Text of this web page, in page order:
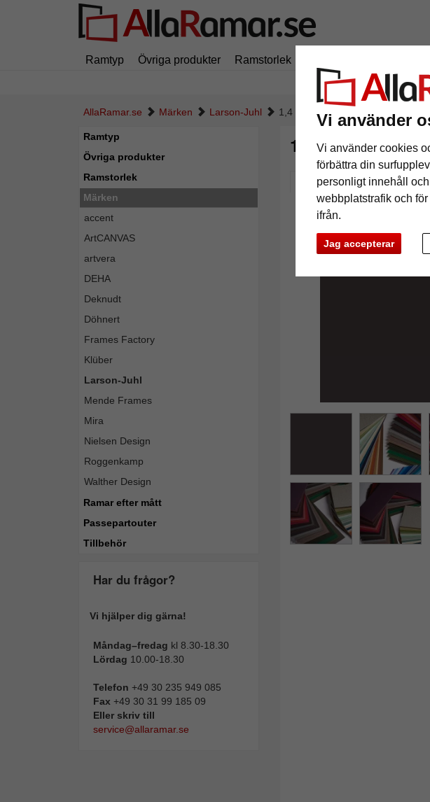
Vi använder
Vi använder cookies
förbättra din
personligt innehåll
webbplatstrafik och
ifrån.
Jag accepterar
Ramtyp Övriga produkter Ramstorlek
195 kr i
AllaRamar.se Märken Larson-Juhl 1,4 mm "Artique" passepartout
Ramtyp
Övriga produkter
Ramstorlek
Märken
accent
ArtCANVAS
artvera
DEHA
Deknudt
Döhnert
Frames Factory
Klüber
Larson-Juhl
Mende Frames
Mira
Nielsen Design
Roggenkamp
Walther Design
Ramar efter mått
Passepartouter
Tillbehör
Har du frågor?
Vi hjälper dig gärna!
Måndag–fredag kl 8.30-18.30
Lördag 10.00-18.30
Telefon +49 30 235 949 085
Fax +49 30 31 99 185 09
Eller skriv till
service@allaramar.se
1,4 mm "Artique"
Pictures Preview